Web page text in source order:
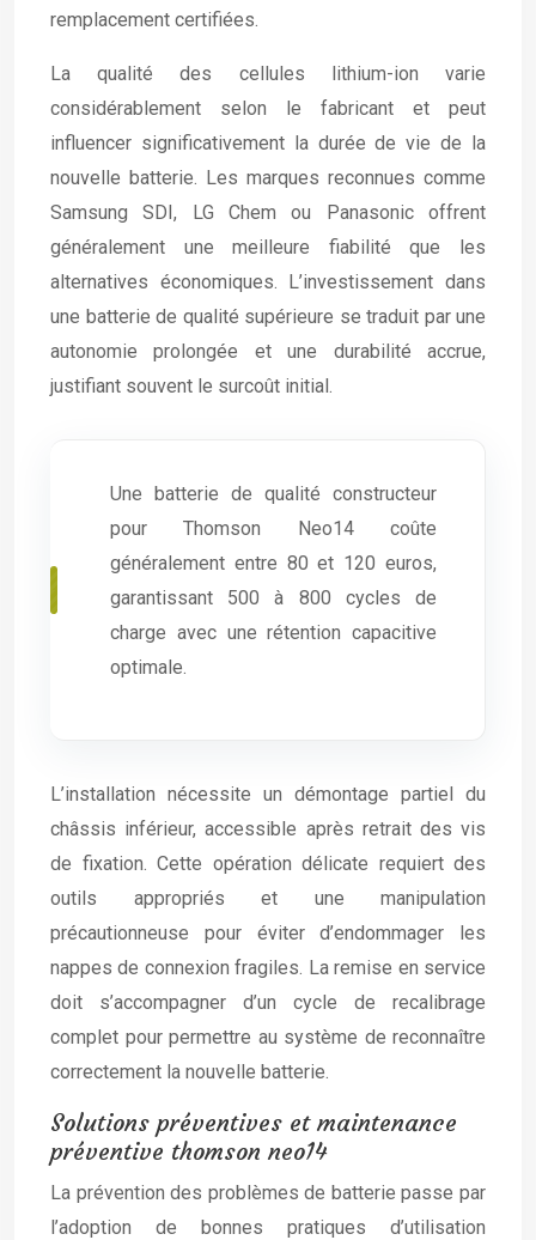
remplacement certifiées.
La qualité des cellules lithium-ion varie
considérablement selon le fabricant et peut
influencer significativement la durée de vie de la
nouvelle batterie. Les marques reconnues comme
Samsung SDI, LG Chem ou Panasonic offrent
généralement une meilleure fiabilité que les
alternatives économiques. L’investissement dans
une batterie de qualité supérieure se traduit par une
autonomie prolongée et une durabilité accrue,
justifiant souvent le surcoût initial.
Une batterie de qualité constructeur
pour Thomson Neo14 coûte
généralement entre 80 et 120 euros,
garantissant 500 à 800 cycles de
charge avec une rétention capacitive
optimale.
L’installation nécessite un démontage partiel du
châssis inférieur, accessible après retrait des vis
de fixation. Cette opération délicate requiert des
outils appropriés et une manipulation
précautionneuse pour éviter d’endommager les
nappes de connexion fragiles. La remise en service
doit s’accompagner d’un cycle de recalibrage
complet pour permettre au système de reconnaître
correctement la nouvelle batterie.
Solutions préventives et maintenance
préventive thomson neo14
La prévention des problèmes de batterie passe par
l’adoption de bonnes pratiques d’utilisation